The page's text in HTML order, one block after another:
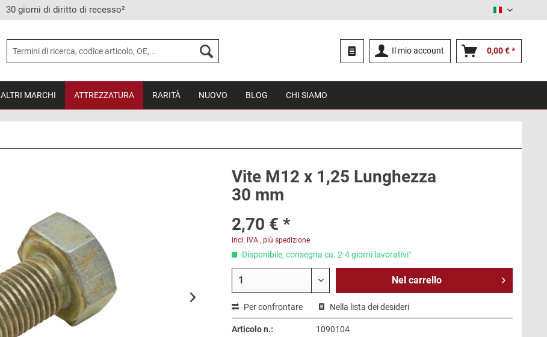
30 giorni di diritto di recesso² Italiano
Il mio account 0,00 € *
ALTRI MARCHI ATTREZZATURA RARITÀ NUOVO BLOG CHI SIAMO
Vite M12 x 1,25 Lunghezza
30 mm
2,70 € *
incl. IVA, più spedizione
Disponibile, consegna ca. 2-4 giorni lavorativi¹
Nel carrello
Per confrontare Nella lista dei desideri
Articolo n.: 1090104